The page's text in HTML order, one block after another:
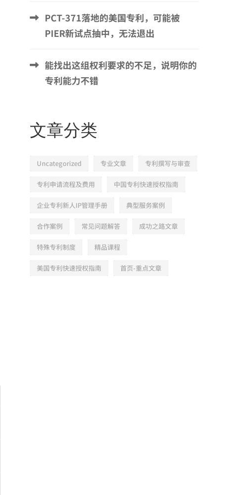
PCT-371落地的美国专利，可能被
PIER新试点抽中，无法退出
能找出这组权利要求的不足，说明你的
专利能力不错
文章分类
Uncategorized 专业文章 专利撰写与审查
专利申请流程及费用 中国专利快速授权指南
企业专利新人IP管理手册 典型服务案例
合作案例 常见问题解答 成功之路文章
特殊专利制度 精品课程
美国专利快速授权指南 首页-重点文章